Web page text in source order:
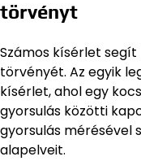
törvényt
Számos kísérlet
törvényét. Az egyik
kísérlet, ahol egy
gyorsulás közötti
gyorsulás mérésével
alapelveit.